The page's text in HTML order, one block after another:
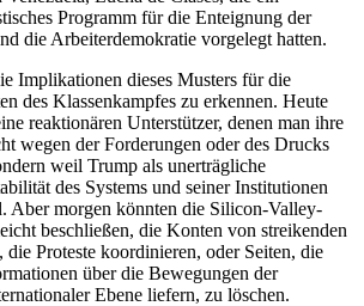
Programm für die Enteignung der
die Arbeiterdemokratie vorgelegt hatten.
Implikationen dieses Musters für die
des Klassenkampfes zu erkennen. Heute
reaktionären Unterstützer, denen man ihre
wegen der Forderungen oder des Drucks
weil Trump als unerträgliche
des Systems und seiner Institutionen
Aber morgen könnten die Silicon-Valley-
beschließen, die Konten von streikenden
Proteste koordinieren, oder Seiten, die
über die Bewegungen der
Ebene liefern, zu löschen.